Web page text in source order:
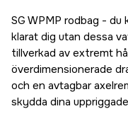
SG WPMP rodbag - du
klarat dig utan dessa
tillverkad av extremt
överdimensionerade
och en avtagbar
skydda dina